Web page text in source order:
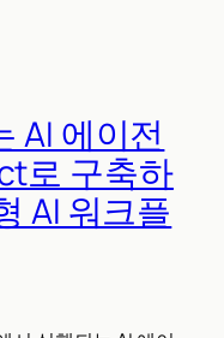
AI 에이전
로 구축하
AI 워크플